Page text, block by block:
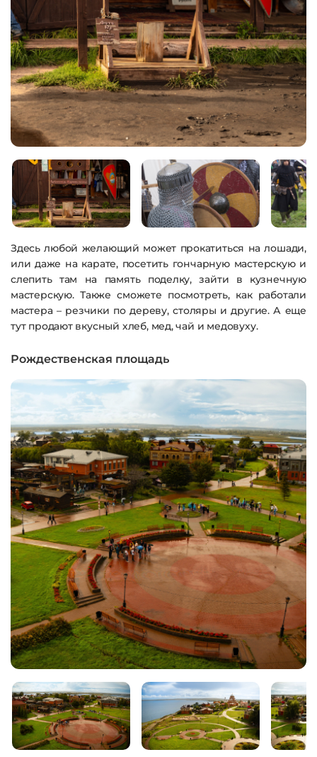
Здесь любой желающий может прокатиться на лошади,
или даже на карате, посетить гончарную мастерскую и
слепить там на память поделку, зайти в кузнечную
мастерскую. Также сможете посмотреть, как работали
мастера – резчики по дереву, столяры и другие. А еще
тут продают вкусный хлеб, мед, чай и медовуху.
Рождественская площадь